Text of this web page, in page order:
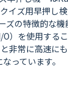
イズ用早押し
ズの特徴的な
）を使用する
非常に高速に
っています。